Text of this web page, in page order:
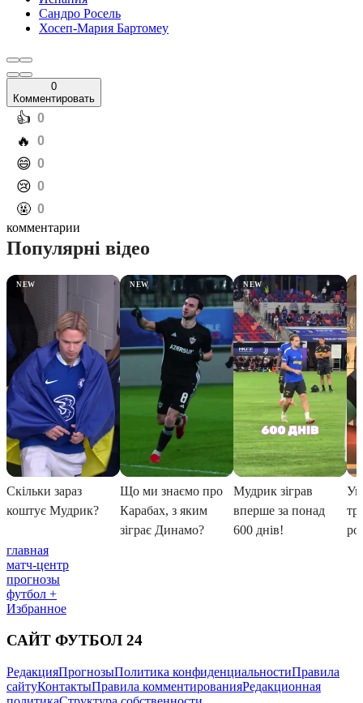
Сандро Росель
Хосеп-Мария Бартомеу
0
Комментировать
️👍 0
️🔥 0
️😄 0
️😢 0
️🤬 0
комментарии
главная
матч-центр
прогнозы
футбол +
Избранное
САЙТ ФУТБОЛ 24
РедакцияПрогнозыПолитика конфиденциальностиПравила
сайтуКонтактыПравила комментированияРедакционная